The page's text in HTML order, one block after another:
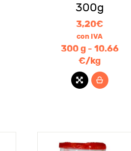
300g
3,20€
con IVA
300 g - 10.66
€/kg